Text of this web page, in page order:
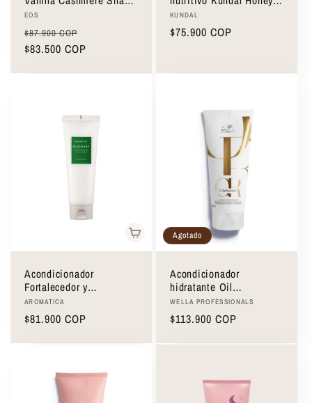
Oil 177ml
Proveedor:
EOS
Precio
habitual
$87.900 COP
de
$83.500 COP
Macadamia Protein
Treatment 500ml
Proveedor:
KUNDAL
Precio
$75.900 COP
Acondicionador
Fortalecedor y
Voluminizador Aromatica
Rosemary Hair
Thickening Conditioner
180ml
Proveedor:
AROMATICA
Precio
$81.900 COP
Agotado
Acondicionador
hidratante Oil
Reflections Wella
Professionals 200ml
Proveedor:
WELLA PROFESSIONALS
Precio
$113.900 COP